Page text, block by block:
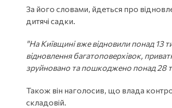
За його словами, йдеться про
дитячі садки.
"На Київщині вже відновили понад 13
відновлення багатоповерхівок,
зруйновано та пошкоджено понад 28
Також він наголосив, що влада
складовій.